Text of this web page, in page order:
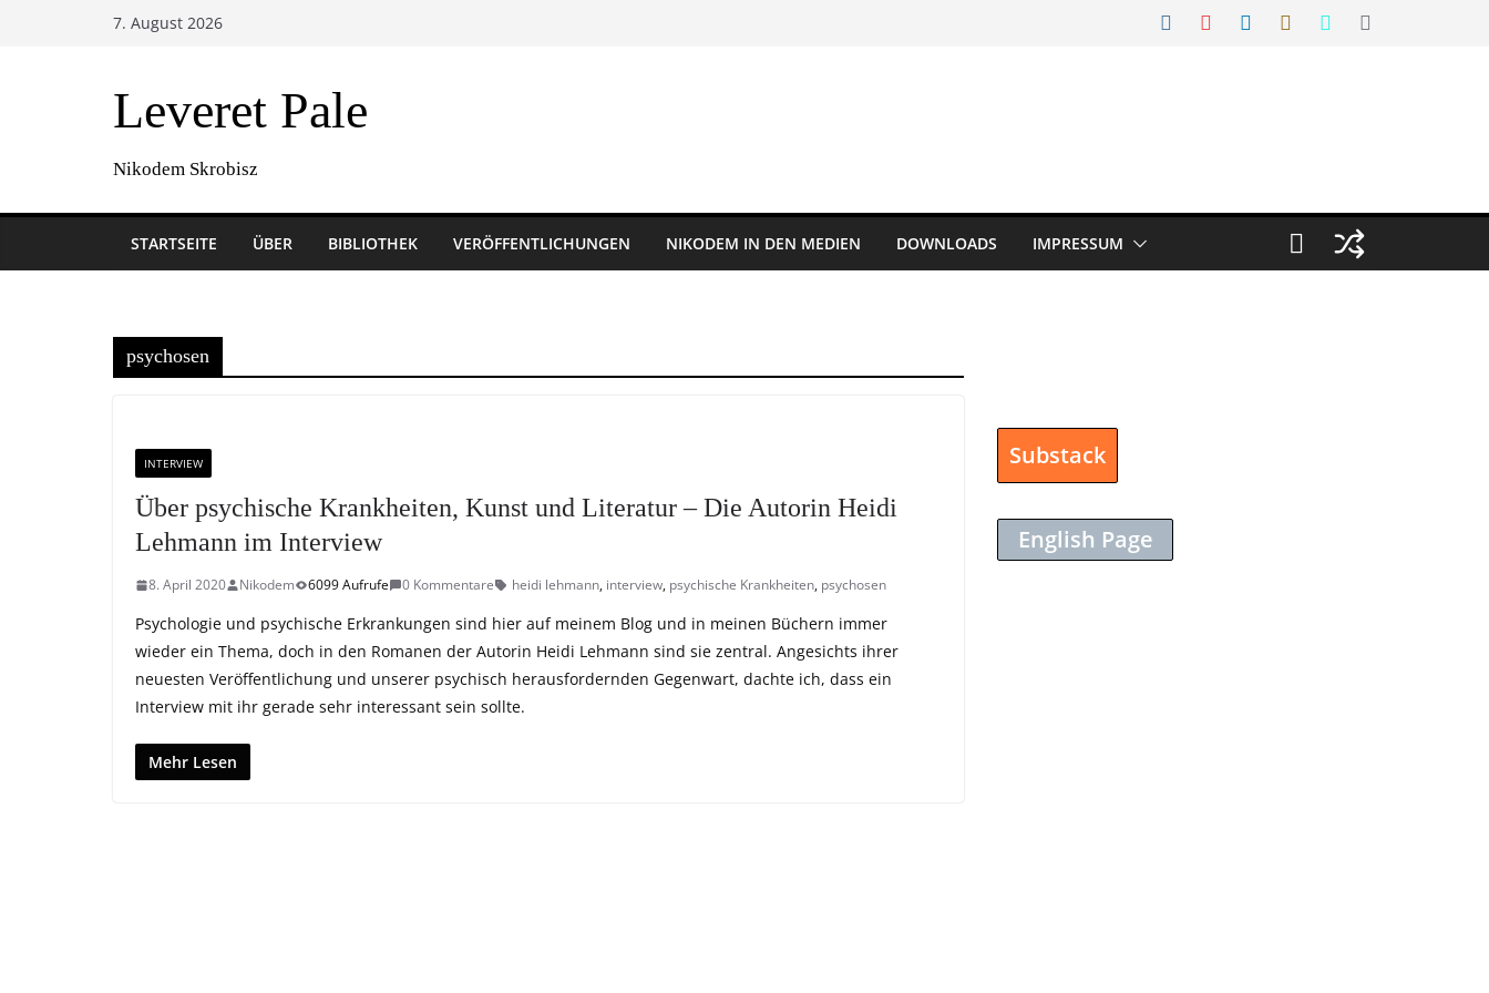
7. August 2026
Leveret Pale
Nikodem Skrobisz
STARTSEITE ÜBER BIBLIOTHEK VERÖFFENTLICHUNGEN NIKODEM IN DEN MEDIEN DOWNLOADS IMPRESSUM
psychosen
INTERVIEW
Über psychische Krankheiten, Kunst und Literatur – Die Autorin Heidi
Lehmann im Interview
8. April 2020 Nikodem 6099 Aufrufe 0 Kommentare heidi lehmann, interview, psychische Krankheiten, psychosen
Psychologie und psychische Erkrankungen sind hier auf meinem Blog und in meinen Büchern immer
wieder ein Thema, doch in den Romanen der Autorin Heidi Lehmann sind sie zentral. Angesichts ihrer
neuesten Veröffentlichung und unserer psychisch herausfordernden Gegenwart, dachte ich, dass ein
Interview mit ihr gerade sehr interessant sein sollte.
Mehr Lesen
Substack
English Page